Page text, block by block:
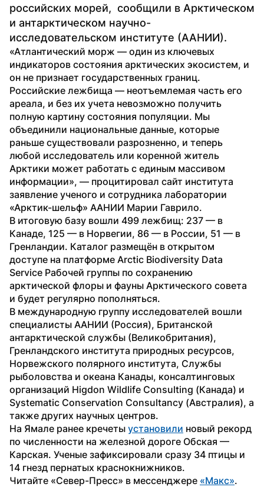
российских морей,  сообщили в Арктическом
и антарктическом научно-
исследовательском институте (ААНИИ).
«Атлантический морж — один из ключевых
индикаторов состояния арктических экосистем, и
он не признает государственных границ.
Российские лежбища — неотъемлемая часть его
ареала, и без их учета невозможно получить
полную картину состояния популяции. Мы
объединили национальные данные, которые
раньше существовали разрозненно, и теперь
любой исследователь или коренной житель
Арктики может работать с единым массивом
информации», — процитировал сайт института
заявление ученого и сотрудника лаборатории
«Арктик-шельф» ААНИИ Марии Гаврило.
В итоговую базу вошли 499 лежбищ: 237 — в
Канаде, 125 — в Норвегии, 86 — в России, 51 — в
Гренландии. Каталог размещён в открытом
доступе на платформе Arctic Biodiversity Data
Service Рабочей группы по сохранению
арктической флоры и фауны Арктического совета
и будет регулярно пополняться.
В международную группу исследователей вошли
специалисты ААНИИ (Россия), Британской
антарктической службы (Великобритания),
Гренландского института природных ресурсов,
Норвежского полярного института, Службы
рыболовства и океана Канады, консалтинговых
организаций Higdon Wildlife Consulting (Канада) и
Systematic Conservation Consultancy (Австралия), а
также других научных центров.
На Ямале ранее кречеты установили новый рекорд
по численности на железной дороге Обская —
Карская. Ученые зафиксировали сразу 34 птицы и
14 гнезд пернатых краснокнижников.
Читайте «Север-Пресс» в мессенджере «Макс».